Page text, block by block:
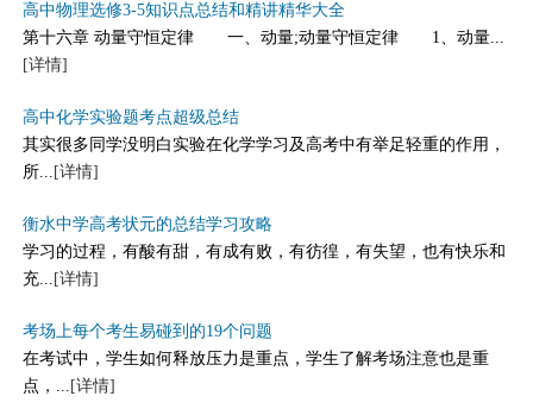
高中物理选修3-5知识点总结和精讲精华大全
第十六章 动量守恒定律 一、动量;动量守恒定律 1、动量...
[详情]
高中化学实验题考点超级总结
其实很多同学没明白实验在化学学习及高考中有举足轻重的作用，
所... [详情]
衡水中学高考状元的总结学习攻略
学习的过程，有酸有甜，有成有败，有彷徨，有失望，也有快乐和
充... [详情]
考场上每个考生易碰到的19个问题
在考试中，学生如何释放压力是重点，学生了解考场注意也是重
点，... [详情]